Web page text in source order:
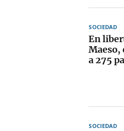
SOCIEDAD
En
Maeso,
a 275
SOCIEDAD